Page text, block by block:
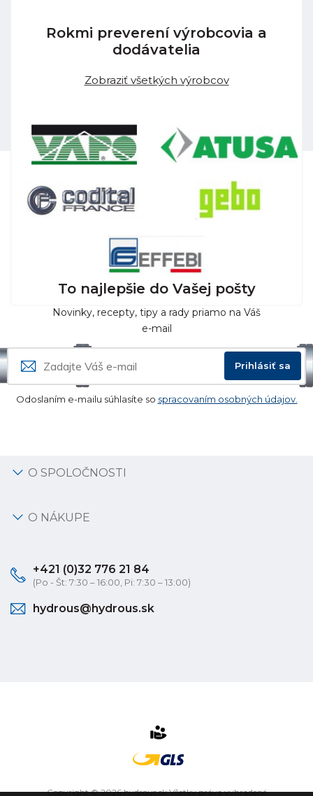
Rokmi preverení výrobcovia a
dodávatelia
Zobraziť všetkých výrobcov
To najlepšie do Vašej pošty
Novinky, recepty, tipy a rady priamo na Váš
e-mail
Prihlásiť sa
Odoslaním e-mailu súhlasíte so spracovaním osobných údajov.
O SPOLOČNOSTI
O NÁKUPE
+421 (0)32 776 21 84
(Po - Št: 7:30 – 16:00, Pi: 7:30 – 13:00)
hydrous@hydrous.sk
Copyright © 2026 hydrous.sk Všetky práva vyhradené